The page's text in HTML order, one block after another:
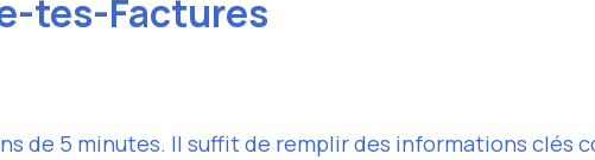
tes-Factures
de 5 minutes. Il suffit de remplir des informations clés